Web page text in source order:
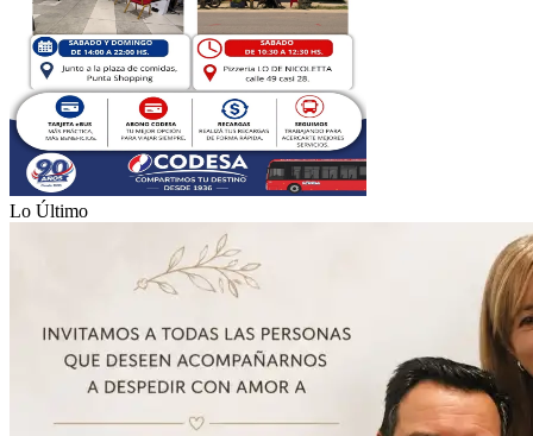
Lo Último